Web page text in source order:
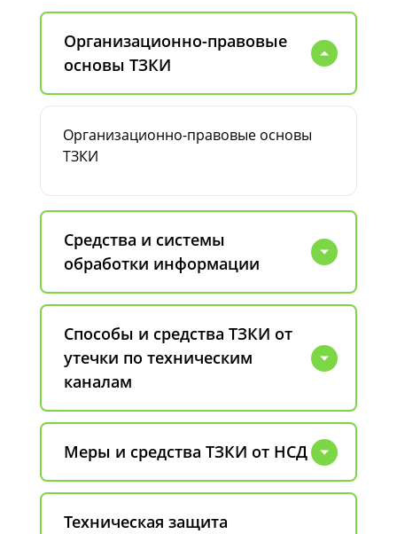
Организационно-правовые
основы ТЗКИ
Организационно-правовые основы
ТЗКИ
Средства и системы
обработки информации
Способы и средства ТЗКИ от
утечки по техническим
каналам
Меры и средства ТЗКИ от НСД
Техническая защита